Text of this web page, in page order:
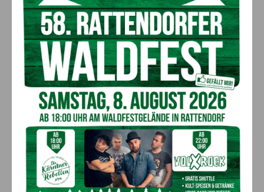
werden – mit Unterstützung Europas. Der Weg dorthin scheint
zu stimmen.
So elegant zeigt sich die
italienische Seite der
Plöckenstraße: